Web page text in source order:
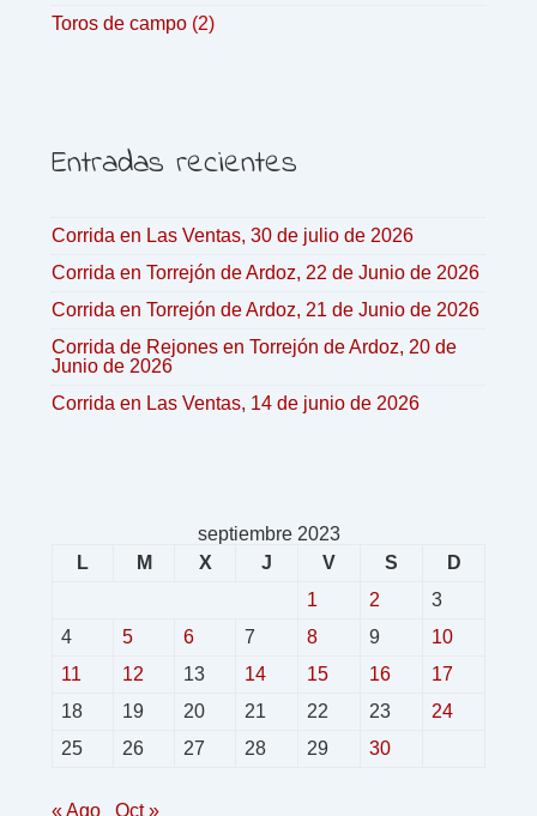
Toros de campo (2)
Entradas recientes
Corrida en Las Ventas, 30 de julio de 2026
Corrida en Torrejón de Ardoz, 22 de Junio de 2026
Corrida en Torrejón de Ardoz, 21 de Junio de 2026
Corrida de Rejones en Torrejón de Ardoz, 20 de
Junio de 2026
Corrida en Las Ventas, 14 de junio de 2026
septiembre 2023
L
M X J V S
D
1
2
3
4
5 6 7 8 9
10
11
12 13 14 15 16
17
18
19 20 21 22 23
24
25
26 27 28 29 30
« Ago Oct »